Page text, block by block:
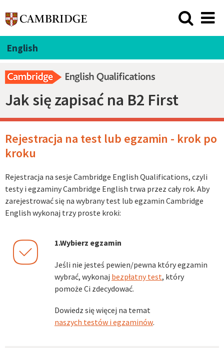
English
Jak się zapisać na B2 First
Rejestracja na test lub egzamin - krok po
kroku
Rejestracja na sesje Cambridge English Qualifications, czyli
testy i egzaminy Cambridge English trwa przez cały rok. Aby
zarejestrować się na wybrany test lub egzamin Cambridge
English wykonaj trzy proste kroki:
checkmark 1.Wybierz egzamin
Jeśli nie jesteś pewien/pewna który egzamin
wybrać, wykonaj bezpłatny test, który
pomoże Ci zdecydować.
Dowiedz się więcej na temat
naszych testów i egzaminów.